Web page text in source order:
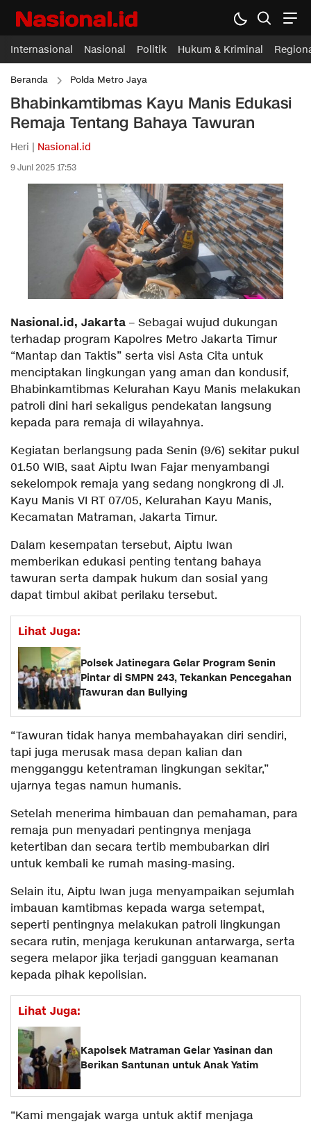
Internasional Nasional Politik Hukum & Kriminal
Beranda Polda Metro Jaya
Bhabinkamtibmas Kayu Manis Edukasi
Remaja Tentang Bahaya Tawuran
Heri | Nasional.id
9 Juni 2025 17:53
Nasional.id, Jakarta – Sebagai wujud dukungan
terhadap program Kapolres Metro Jakarta Timur
“Mantap dan Taktis” serta visi Asta Cita untuk
menciptakan lingkungan yang aman dan kondusif,
Bhabinkamtibmas Kelurahan Kayu Manis melakukan
patroli dini hari sekaligus pendekatan langsung
kepada para remaja di wilayahnya.
Kegiatan berlangsung pada Senin (9/6) sekitar pukul
01.50 WIB, saat Aiptu Iwan Fajar menyambangi
sekelompok remaja yang sedang nongkrong di Jl.
Kayu Manis VI RT 07/05, Kelurahan Kayu Manis,
Kecamatan Matraman, Jakarta Timur.
Dalam kesempatan tersebut, Aiptu Iwan
memberikan edukasi penting tentang bahaya
tawuran serta dampak hukum dan sosial yang
dapat timbul akibat perilaku tersebut.
Lihat Juga:
Polsek Jatinegara Gelar Program Senin
Pintar di SMPN 243, Tekankan Pencegahan
Tawuran dan Bullying
“Tawuran tidak hanya membahayakan diri sendiri,
tapi juga merusak masa depan kalian dan
mengganggu ketentraman lingkungan sekitar,”
ujarnya tegas namun humanis.
Setelah menerima himbauan dan pemahaman, para
remaja pun menyadari pentingnya menjaga
ketertiban dan secara tertib membubarkan diri
untuk kembali ke rumah masing-masing.
Selain itu, Aiptu Iwan juga menyampaikan sejumlah
imbauan kamtibmas kepada warga setempat,
seperti pentingnya melakukan patroli lingkungan
secara rutin, menjaga kerukunan antarwarga, serta
segera melapor jika terjadi gangguan keamanan
kepada pihak kepolisian.
Lihat Juga:
Kapolsek Matraman Gelar Yasinan dan
Berikan Santunan untuk Anak Yatim
“Kami mengajak warga untuk aktif menjaga